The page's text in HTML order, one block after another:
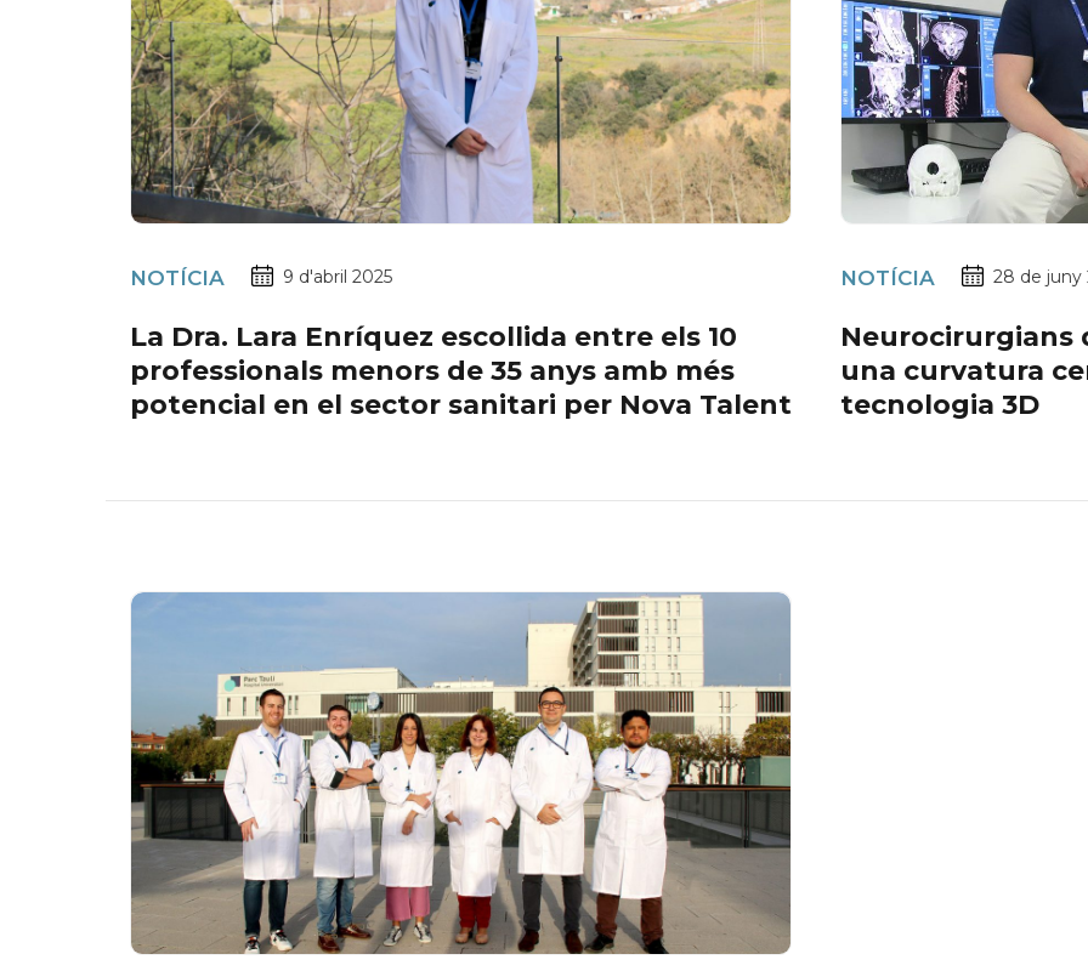
NOTÍCIA 9 d'abril 2025
La Dra. Lara Enríquez escollida entre els 10
professionals menors de 35 anys amb més
potencial en el sector sanitari per Nova Talent
NOTÍCIA 28 de juny
Neurocirurgians
una curvatura
tecnologia 3D